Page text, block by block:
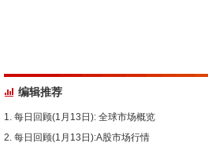
编辑推荐
每日回顾(1月13日): 全球市场概览
每日回顾(1月13日):A股市场行情